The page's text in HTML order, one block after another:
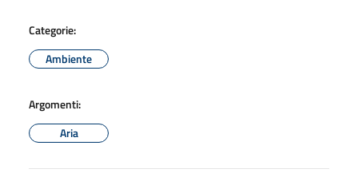
Categorie:
Ambiente
Argomenti:
Aria